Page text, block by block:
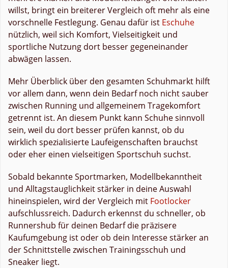
willst, bringt ein breiterer Vergleich oft mehr als eine
vorschnelle Festlegung. Genau dafür ist Eschuhe
nützlich, weil sich Komfort, Vielseitigkeit und
sportliche Nutzung dort besser gegeneinander
abwägen lassen.
Mehr Überblick über den gesamten Schuhmarkt hilft
vor allem dann, wenn dein Bedarf noch nicht sauber
zwischen Running und allgemeinem Tragekomfort
getrennt ist. An diesem Punkt kann Schuhe sinnvoll
sein, weil du dort besser prüfen kannst, ob du
wirklich spezialisierte Laufeigenschaften brauchst
oder eher einen vielseitigen Sportschuh suchst.
Sobald bekannte Sportmarken, Modellbekanntheit
und Alltagstauglichkeit stärker in deine Auswahl
hineinspielen, wird der Vergleich mit Footlocker
aufschlussreich. Dadurch erkennst du schneller, ob
Runnershub für deinen Bedarf die präzisere
Kaufumgebung ist oder ob dein Interesse stärker an
der Schnittstelle zwischen Trainingsschuh und
Sneaker liegt.